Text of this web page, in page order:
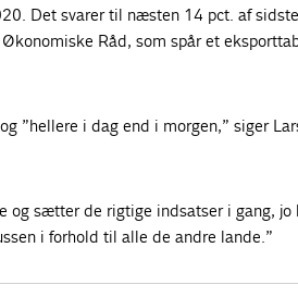
Det svarer til næsten 14 pct. af
Råd, som spår et
”hellere i dag end i morgen,” siger
og sætter de rigtige indsatser i gang, jo
i forhold til alle de andre lande.”